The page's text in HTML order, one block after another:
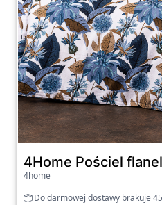
4Home Pościel
4home
Do darmowej dostawy brakuje